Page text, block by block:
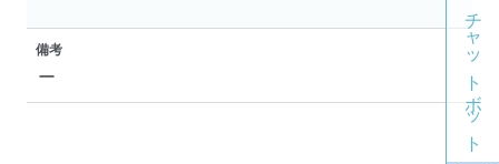
備考
ー チャットボット